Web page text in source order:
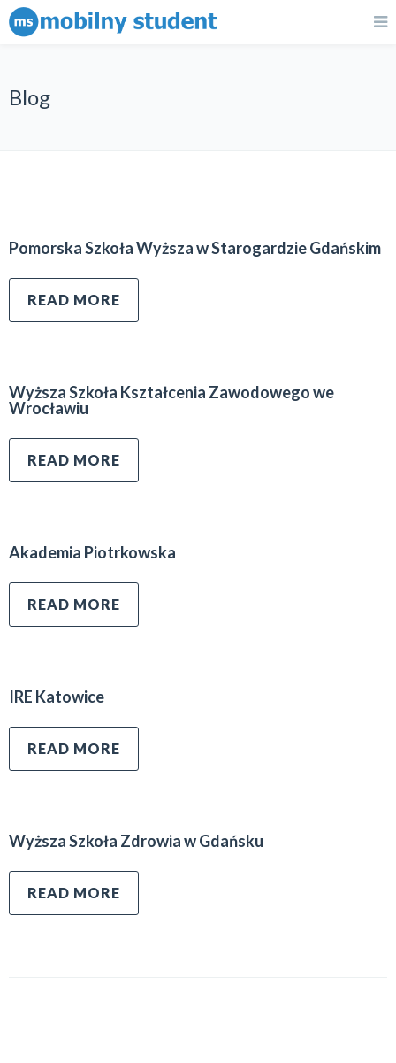
Blog
Pomorska Szkoła Wyższa w Starogardzie Gdańskim
READ MORE
Wyższa Szkoła Kształcenia Zawodowego we
Wrocławiu
READ MORE
Akademia Piotrkowska
READ MORE
IRE Katowice
READ MORE
Wyższa Szkoła Zdrowia w Gdańsku
READ MORE